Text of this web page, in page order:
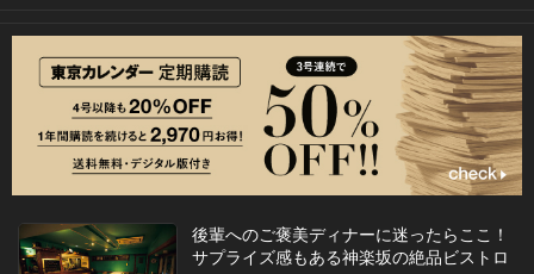
後輩へのご褒美ディナーに迷ったらここ！
サプライズ感もある神楽坂の絶品ビストロ